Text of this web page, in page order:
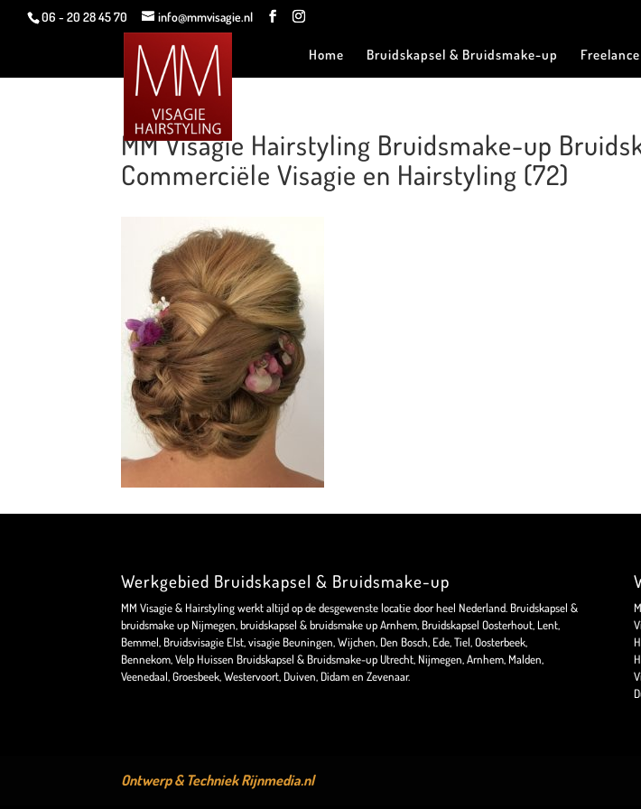
06 - 20 28 45 70 info@mmvisagie.nl
Home Bruidskapsel & Bruidsmake-up
MM Visagie Hairstyling Bruidsmake-up
Commerciële Visagie en Hairstyling (72)
Werkgebied Bruidskapsel & Bruidsmake-up
MM Visagie & Hairstyling werkt altijd op de desgewenste locatie door heel Nederland. Bruidskapsel &
bruidsmake up Nijmegen, bruidskapsel & bruidsmake up Arnhem, Bruidskapsel Oosterhout, Lent,
Bemmel, Bruidsvisagie Elst, visagie Beuningen, Wijchen, Den Bosch, Ede, Tiel, Oosterbeek,
Bennekom, Velp Huissen Bruidskapsel & Bruidsmake-up Utrecht, Nijmegen, Arnhem, Malden,
Veenedaal, Groesbeek, Westervoort, Duiven, Didam en Zevenaar.
Ontwerp & TechniekRijnmedia.nl